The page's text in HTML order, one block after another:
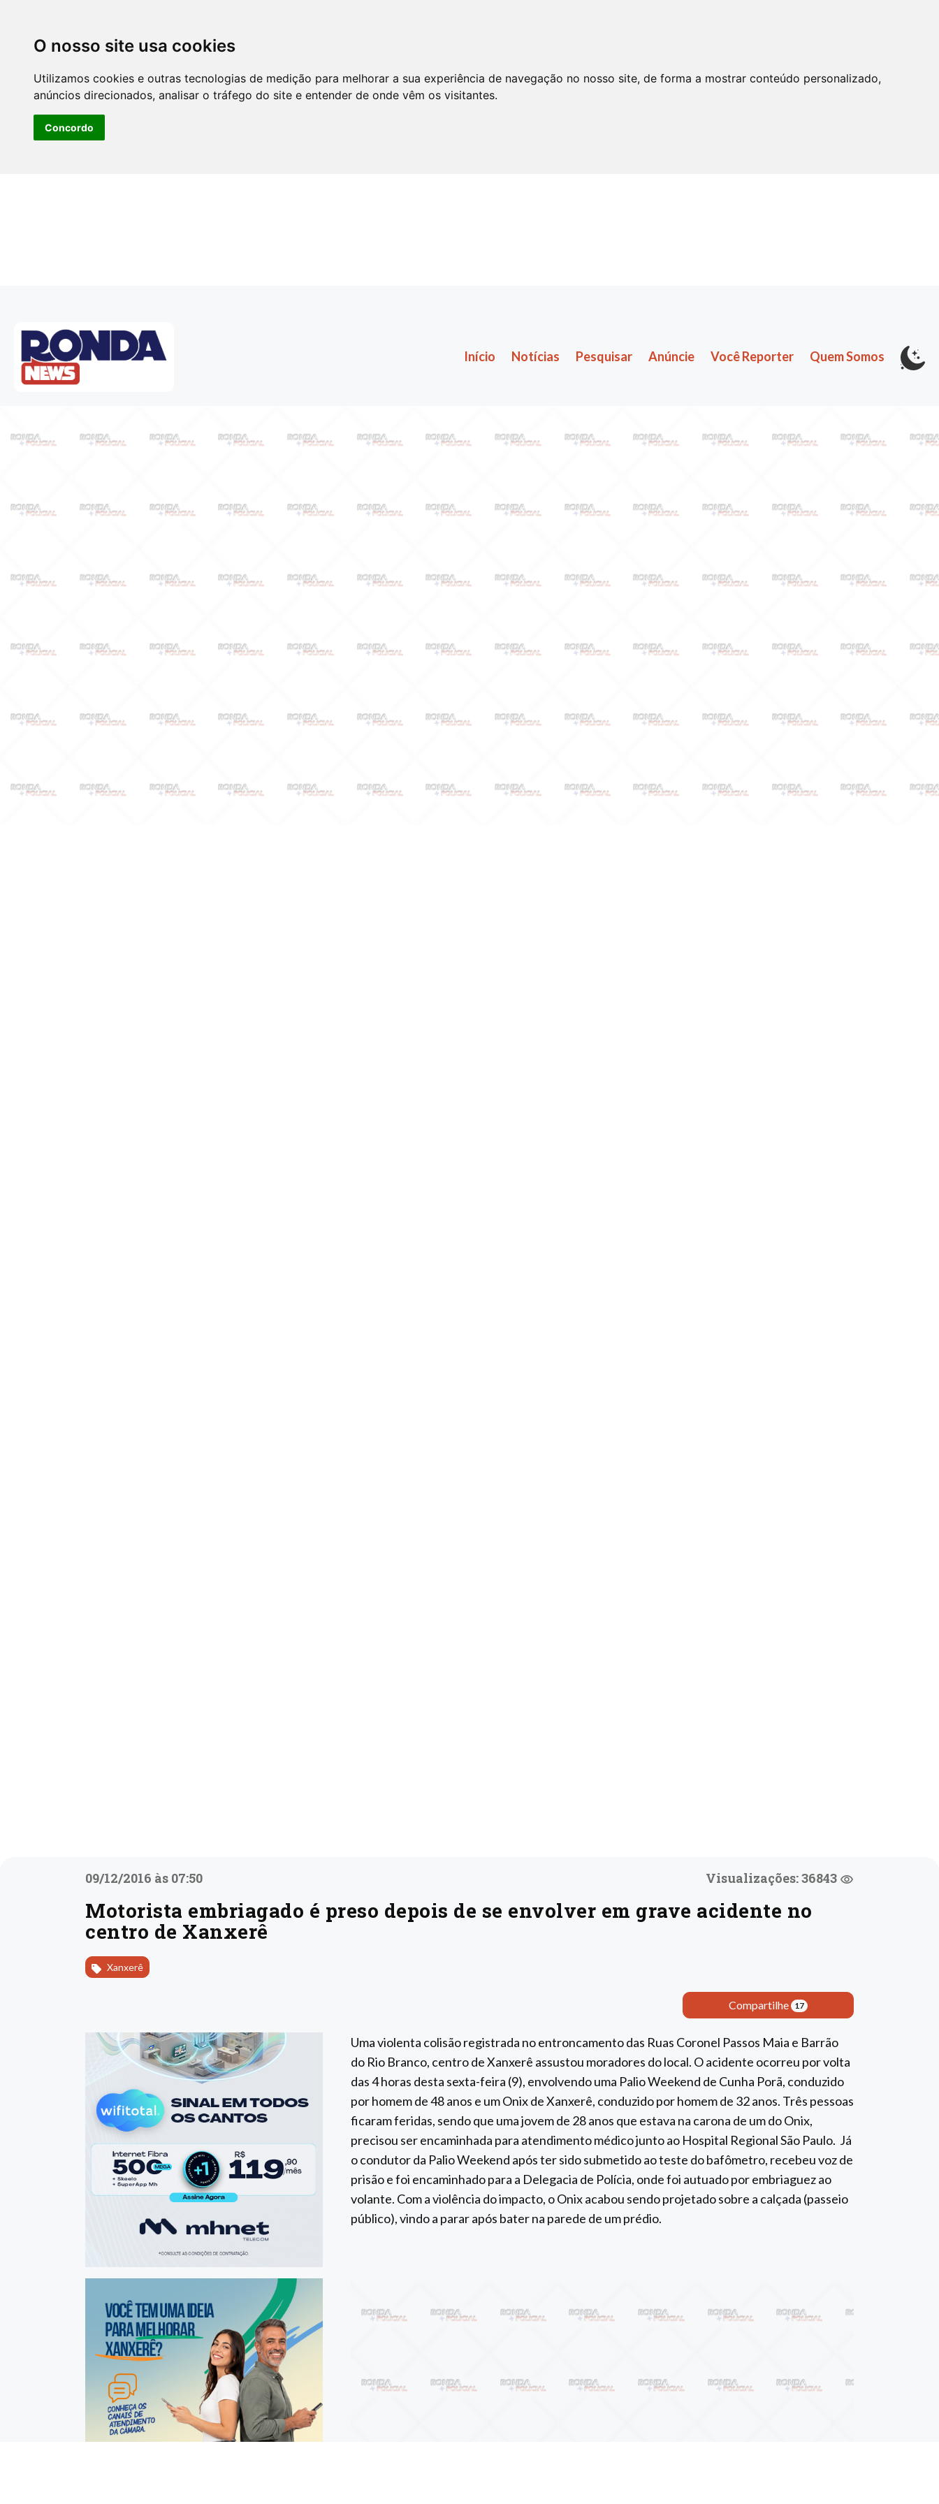
O nosso site usa cookies
Utilizamos cookies e outras tecnologias de medição para melhorar a sua experiência de navegação no nosso site, de forma a mostrar conteúdo personalizado,
anúncios direcionados, analisar o tráfego do site e entender de onde vêm os visitantes.
Concordo
Início Notícias Pesquisar Anúncie Você Reporter Quem Somos
09/12/2016 às 07:50 Visualizações: 36843
Motorista embriagado é preso depois de se envolver em grave acidente no
centro de Xanxerê
Xanxerê
Compartilhe 17
Uma violenta colisão registrada no entroncamento das Ruas Coronel Passos Maia e Barrão
do Rio Branco, centro de Xanxerê assustou moradores do local. O acidente ocorreu por volta
das 4 horas desta sexta-feira (9), envolvendo uma Palio Weekend de Cunha Porã, conduzido
por homem de 48 anos e um Onix de Xanxerê, conduzido por homem de 32 anos. Três pessoas
ficaram feridas, sendo que uma jovem de 28 anos que estava na carona de um do Onix,
precisou ser encaminhada para atendimento médico junto ao Hospital Regional São Paulo. Já
o condutor da Palio Weekend após ter sido submetido ao teste do bafômetro, recebeu voz de
prisão e foi encaminhado para a Delegacia de Polícia, onde foi autuado por embriaguez ao
volante. Com a violência do impacto, o Onix acabou sendo projetado sobre a calçada (passeio
público), vindo a parar após bater na parede de um prédio.